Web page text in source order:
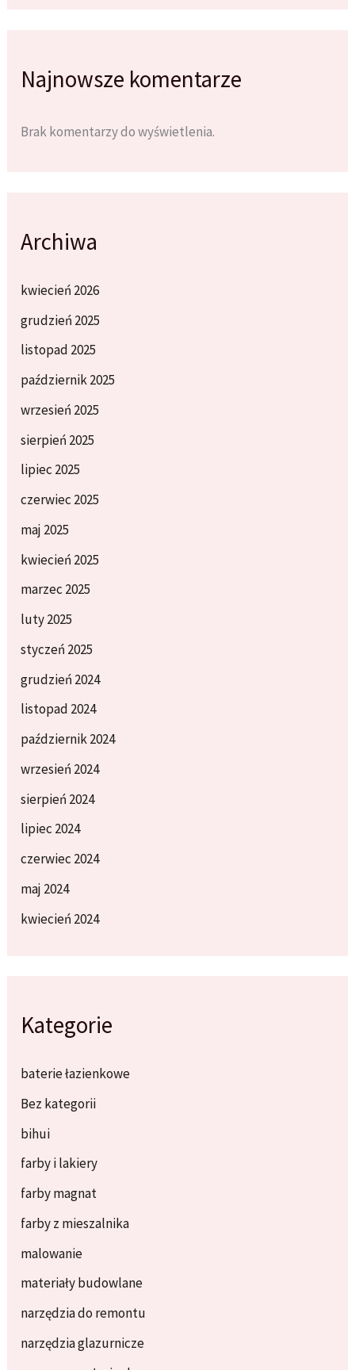
Najnowsze komentarze
Brak komentarzy do wyświetlenia.
Archiwa
kwiecień 2026
grudzień 2025
listopad 2025
październik 2025
wrzesień 2025
sierpień 2025
lipiec 2025
czerwiec 2025
maj 2025
kwiecień 2025
marzec 2025
luty 2025
styczeń 2025
grudzień 2024
listopad 2024
październik 2024
wrzesień 2024
sierpień 2024
lipiec 2024
czerwiec 2024
maj 2024
kwiecień 2024
Kategorie
baterie łazienkowe
Bez kategorii
bihui
farby i lakiery
farby magnat
farby z mieszalnika
malowanie
materiały budowlane
narzędzia do remontu
narzędzia glazurnicze